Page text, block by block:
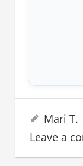
granita
sorbetto
8 Aprile
Mari T.
Leave a